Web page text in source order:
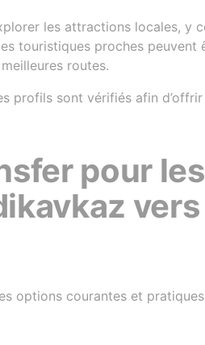
les attractions locales, y
touristiques proches peuvent
routes.
profils sont vérifiés afin
pour les
options courantes et